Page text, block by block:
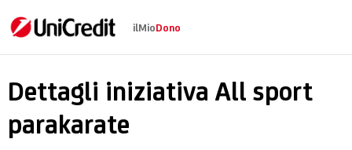
All sport parakarate
ilMioDono
Dettagli iniziativa All sport
parakarate